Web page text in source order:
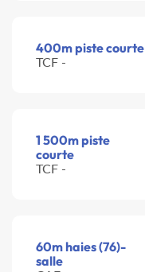
400m piste courte
TCF -
1 500m piste
courte
TCF -
60m haies (76)-
salle